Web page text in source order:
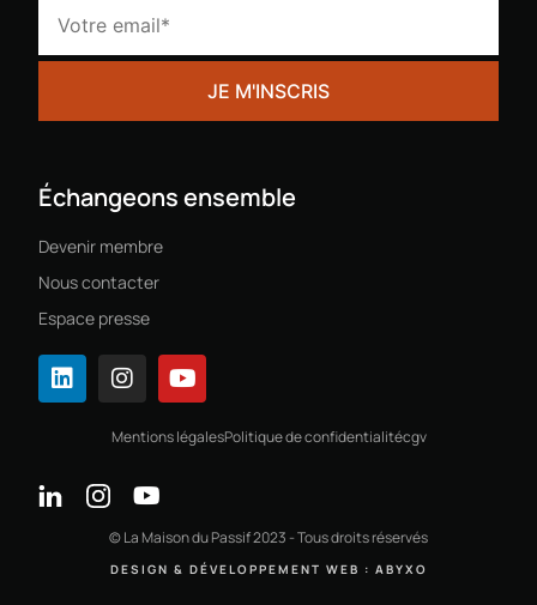
Échangeons ensemble
Devenir membre
Nous contacter
Espace presse
Mentions légalesPolitique de confidentialitécgv
© La Maison du Passif 2023 - Tous droits réservés
DESIGN & DÉVELOPPEMENT WEB : ABYXO